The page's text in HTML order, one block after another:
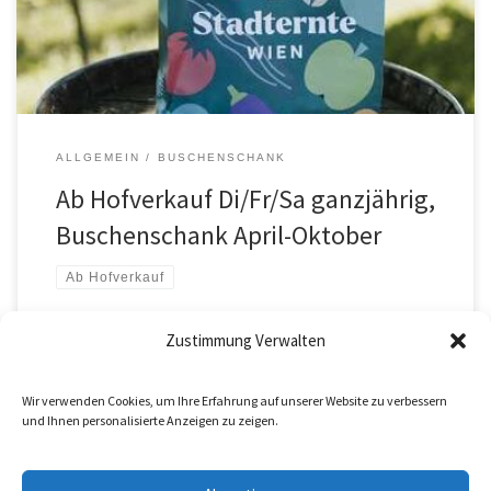
Zustimmung Verwalten
Wir verwenden Cookies, um Ihre Erfahrung auf unserer Website zu verbessern
und Ihnen personalisierte Anzeigen zu zeigen.
ein (Abholung zu anderem Zeitpunkt, Lieferung, Zustellung mit
DPD […]
ALLGEMEIN BUSCHENSCHANK
Ab Hofverkauf Di/Fr/Sa ganzjährig,
Buschenschank April-Oktober
Ab Hofverkauf
Veröffentlicht am